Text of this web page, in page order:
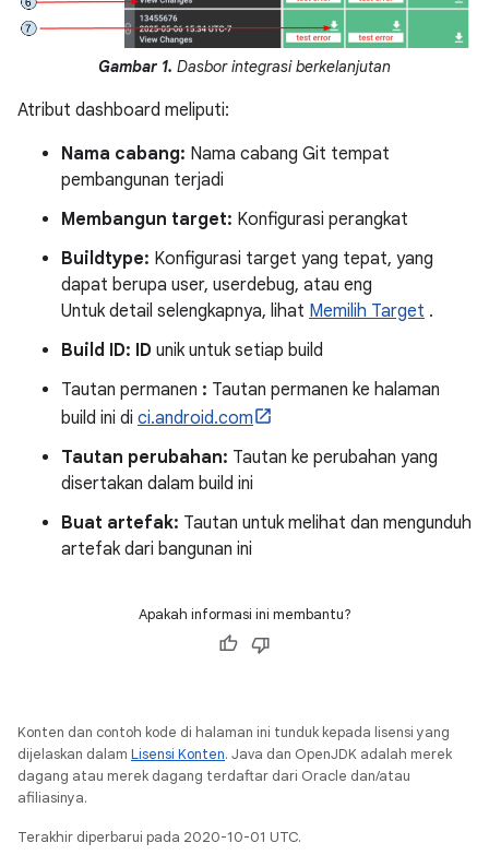
Gambar 1. Dasbor integrasi berkelanjutan
Atribut dashboard meliputi:
Nama cabang: Nama cabang Git tempat
pembangunan terjadi
Membangun target: Konfigurasi perangkat
Buildtype: Konfigurasi target yang tepat, yang
dapat berupa user, userdebug, atau eng
Untuk detail selengkapnya, lihat Memilih Target .
Build ID: ID unik untuk setiap build
Tautan permanen : Tautan permanen ke halaman
build ini di ci.android.com
Tautan perubahan: Tautan ke perubahan yang
disertakan dalam build ini
Buat artefak: Tautan untuk melihat dan mengunduh
artefak dari bangunan ini
Apakah informasi ini membantu?
Konten dan contoh kode di halaman ini tunduk kepada lisensi yang
dijelaskan dalam Lisensi Konten. Java dan OpenJDK adalah merek
dagang atau merek dagang terdaftar dari Oracle dan/atau
afiliasinya.
Terakhir diperbarui pada 2020-10-01 UTC.